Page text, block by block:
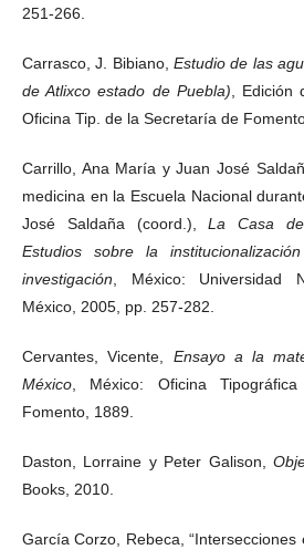
251-266.
Carrasco, J. Bibiano, Estudio de las
de Atlixco estado de Puebla) , Edición
Oficina Tip. de la Secretaría de
Carrillo, Ana María y Juan José
medicina en la Escuela Nacional
José Saldaña (coord.),La Casa
Estudios sobre la
investigación , México: Universidad
México, 2005, pp. 257-282.
Cervantes, Vicente, Ensayo a la
México , México: Oficina
Fomento, 1889.
Daston, Lorraine y Peter Galison,
Books, 2010.
García Corzo, Rebeca,